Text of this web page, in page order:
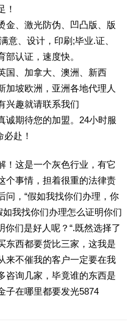
！
、激光防伪、凹凸版、版
意、设计，印刷;毕业.证、
认证，速度快。
国、加拿大、澳洲、新西
加坡欧洲，亚洲各地代理人
兴趣就请联系我们
期待您的加盟。24小时服
赴！
！这是一个灰色行业，有它
个事情，担着很重的法律责
问，“假如我找你们办理，你
如我找你们办理怎么证明你们
你们是好人呢？“.既然选择了
东西都要货比三家，这我是
来不催我的客户一定要在我
咨询几家，毕竟谁的东西是
子在哪里都要发光5874